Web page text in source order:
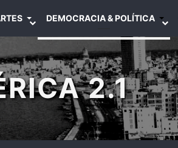
DEMOCRACIA & POLÍTICA
2.1